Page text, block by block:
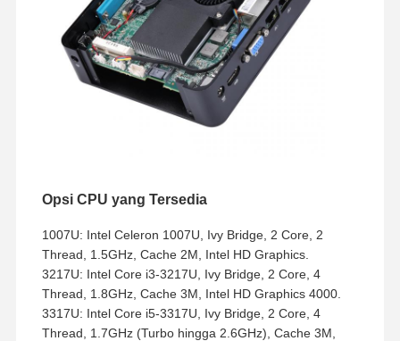
Opsi CPU yang Tersedia
1007U: Intel Celeron 1007U, Ivy Bridge, 2 Core, 2
Thread, 1.5GHz, Cache 2M, Intel HD Graphics.
3217U: Intel Core i3-3217U, Ivy Bridge, 2 Core, 4
Thread, 1.8GHz, Cache 3M, Intel HD Graphics 4000.
3317U: Intel Core i5-3317U, Ivy Bridge, 2 Core, 4
Thread, 1.7GHz (Turbo hingga 2.6GHz), Cache 3M,